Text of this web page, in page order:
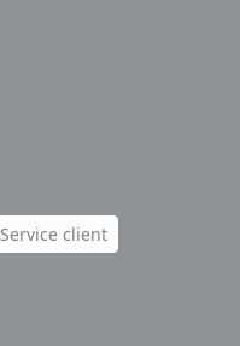
Service client